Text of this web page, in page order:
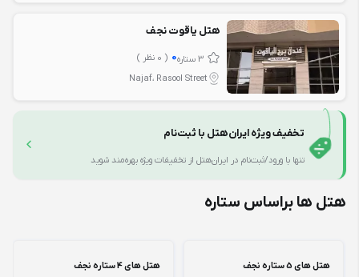
هتل یاقوت نجف
3 ستاره 0 ( 0 نظر )
Najaf، Rasool Street
تخفیف ویژه ایران‌هتل با ثبت‌نام
تنها با ورود/ثبت‌نام در ایران‌هتل از تخفیفات ویژه بهره‌مند شوید
هتل ها براساس ستاره
هتل های 5 ستاره نجف هتل های 4 ستاره نجف